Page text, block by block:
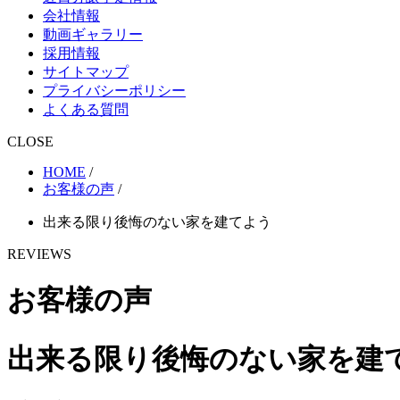
会社情報
動画ギャラリー
採用情報
サイトマップ
プライバシーポリシー
よくある質問
CLOSE
HOME /
お客様の声 /
出来る限り後悔のない家を建てよう
REVIEWS
お客様の声
出来る限り後悔のない家を建